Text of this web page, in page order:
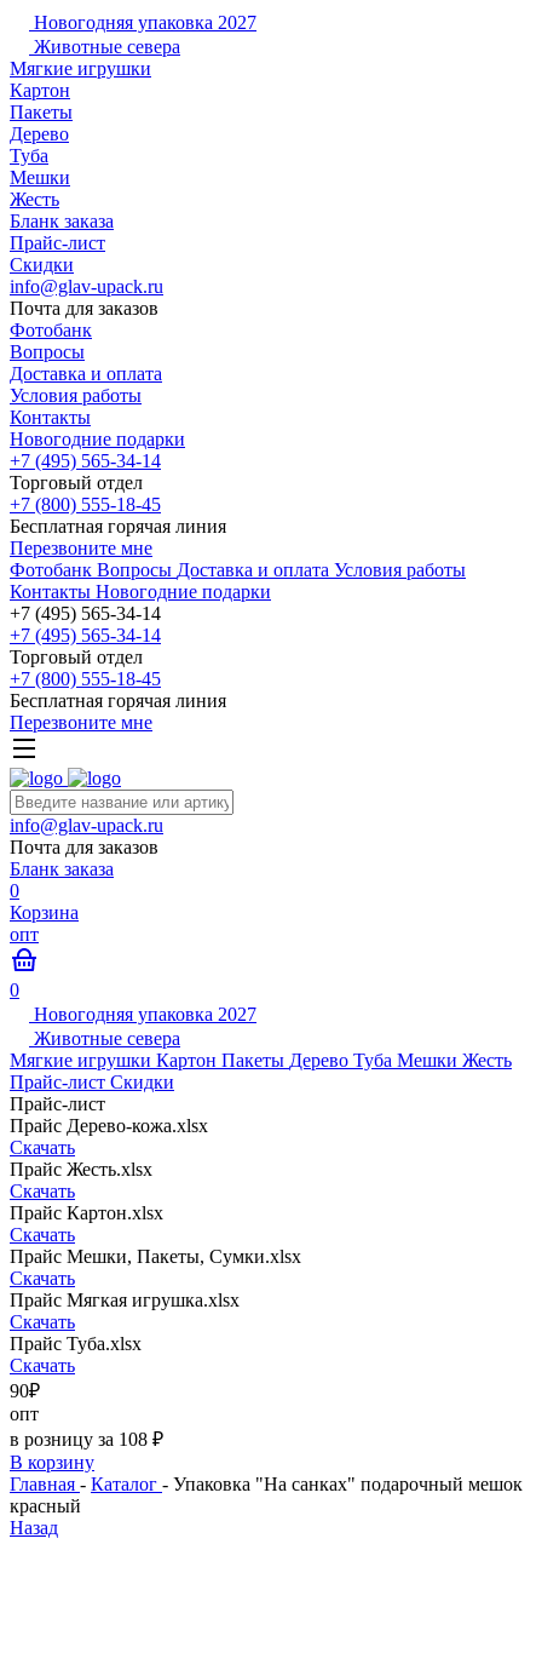
Новогодняя упаковка 2027
Животные севера
Мягкие игрушки
Картон
Пакеты
Дерево
Туба
Мешки
Жесть
Бланк заказа
Прайс-лист
Скидки
info@glav-upack.ru
Почта для заказов
Фотобанк
Вопросы
Доставка и оплата
Условия работы
Контакты
Новогодние подарки
+7 (495) 565-34-14
Торговый отдел
+7 (800) 555-18-45
Бесплатная горячая линия
Перезвоните мне
Фотобанк Вопросы Доставка и оплата Условия работы
Контакты Новогодние подарки
+7 (495) 565-34-14
+7 (495) 565-34-14
Торговый отдел
+7 (800) 555-18-45
Бесплатная горячая линия
Перезвоните мне
info@glav-upack.ru
Почта для заказов
Бланк заказа
0
Корзина
опт
0
Новогодняя упаковка 2027
Животные севера
Мягкие игрушки Картон Пакеты Дерево Туба Мешки Жесть
Прайс-лист Скидки
Прайс-лист
Прайс Дерево-кожа.xlsx
Скачать
Прайс Жесть.xlsx
Скачать
Прайс Картон.xlsx
Скачать
Прайс Мешки, Пакеты, Сумки.xlsx
Скачать
Прайс Мягкая игрушка.xlsx
Скачать
Прайс Туба.xlsx
Скачать
90₽
опт
в розницу за 108 ₽
В корзину
Главная - Каталог - Упаковка "На санках" подарочный мешок
красный
Назад